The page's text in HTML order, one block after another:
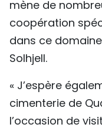
mène de
coopération
dans ce
Solhjell.
« J’espère
cimenterie de
l’occasion de